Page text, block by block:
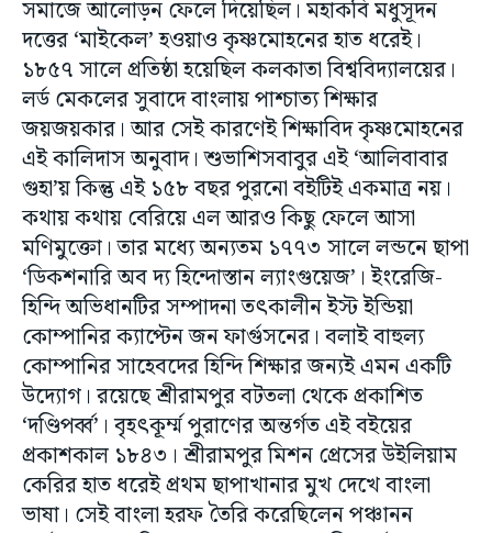
সমাজে আলোড়ন ফেলে দিয়েছিল। মহাকবি মধুসূদন
দত্তের ‘মাইকেল’ হওয়াও কৃষ্ণমোহনের হাত ধরেই।
১৮৫৭ সালে প্রতিষ্ঠা হয়েছিল কলকাতা বিশ্ববিদ্যালয়ের।
লর্ড মেকলের সুবাদে বাংলায় পাশ্চাত্য শিক্ষার
জয়জয়কার। আর সেই কারণেই শিক্ষাবিদ কৃষ্ণমোহনের
এই কালিদাস অনুবাদ। শুভাশিসবাবুর এই ‘আলিবাবার
গুহা’য় কিন্তু এই ১৫৮ বছর পুরনো বইটিই একমাত্র নয়।
কথায় কথায় বেরিয়ে এল আরও কিছু ফেলে আসা
মণিমুক্তো। তার মধ্যে অন্যতম ১৭৭৩ সালে লন্ডনে ছাপা
‘ডিকশনারি অব দ্য হিন্দোস্তান ল্যাংগুয়েজ’। ইংরেজি-
হিন্দি অভিধানটির সম্পাদনা তৎকালীন ইস্ট ইন্ডিয়া
কোম্পানির ক্যাপ্টেন জন ফার্গুসনের। বলাই বাহুল্য
কোম্পানির সাহেবদের হিন্দি শিক্ষার জন্যই এমন একটি
উদ্যোগ। রয়েছে শ্রীরামপুর বটতলা থেকে প্রকাশিত
‘দণ্ডিপর্ব্ব’। বৃহৎকূর্ম্ম পুরাণের অন্তর্গত এই বইয়ের
প্রকাশকাল ১৮৪৩। শ্রীরামপুর মিশন প্রেসের উইলিয়াম
কেরির হাত ধরেই প্রথম ছাপাখানার মুখ দেখে বাংলা
ভাষা। সেই বাংলা হরফ তৈরি করেছিলেন পঞ্চানন